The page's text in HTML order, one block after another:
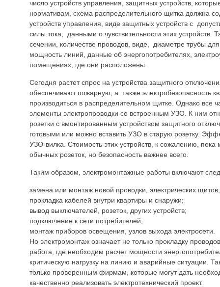
число устройств управления, защитных устройств,
нормативам, схема распределительного щитка должна
устройств управления, виде защитных устройств с
силы тока, данными о чувствительности этих устройств.
сечении, количестве проводов, виде, диаметре трубы
мощность линий, данные об энергопотребителях,
помещениях, где они расположены.
Сегодня растет спрос на устройства защитного
обеспечивают пожарную, а также электробезопасность
производиться в распределительном щитке. Однако все
элементы электропроводки со встроенным УЗО. К ним
розетки с вмонтированным устройством защитного
готовыми или можно вставить УЗО в старую розетку.
УЗО-вилка. Стоимость этих устройств, к сожалению,
обычных розеток, но безопасность важнее всего.
Таким образом, электромонтажные работы включают
замена или монтаж новой проводки, электрических щитов;
прокладка кабелей внутри квартиры и снаружи;
вывод выключателей, розеток, других устройств;
подключение к сети потребителей;
монтаж приборов освещения, узлов выхода электросети.
Но электромонтаж означает не только прокладку
работа, где необходим расчет мощности
критическую нагрузку на линию и аварийные ситуации.
только проверенным фирмам, которые могут дать
качественно реализовать электротехнический проект.